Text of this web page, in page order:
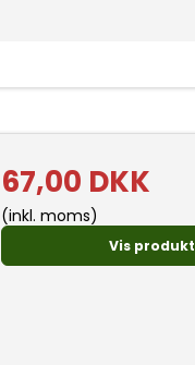
67,00 DKK
(inkl. moms)
Vis produkt